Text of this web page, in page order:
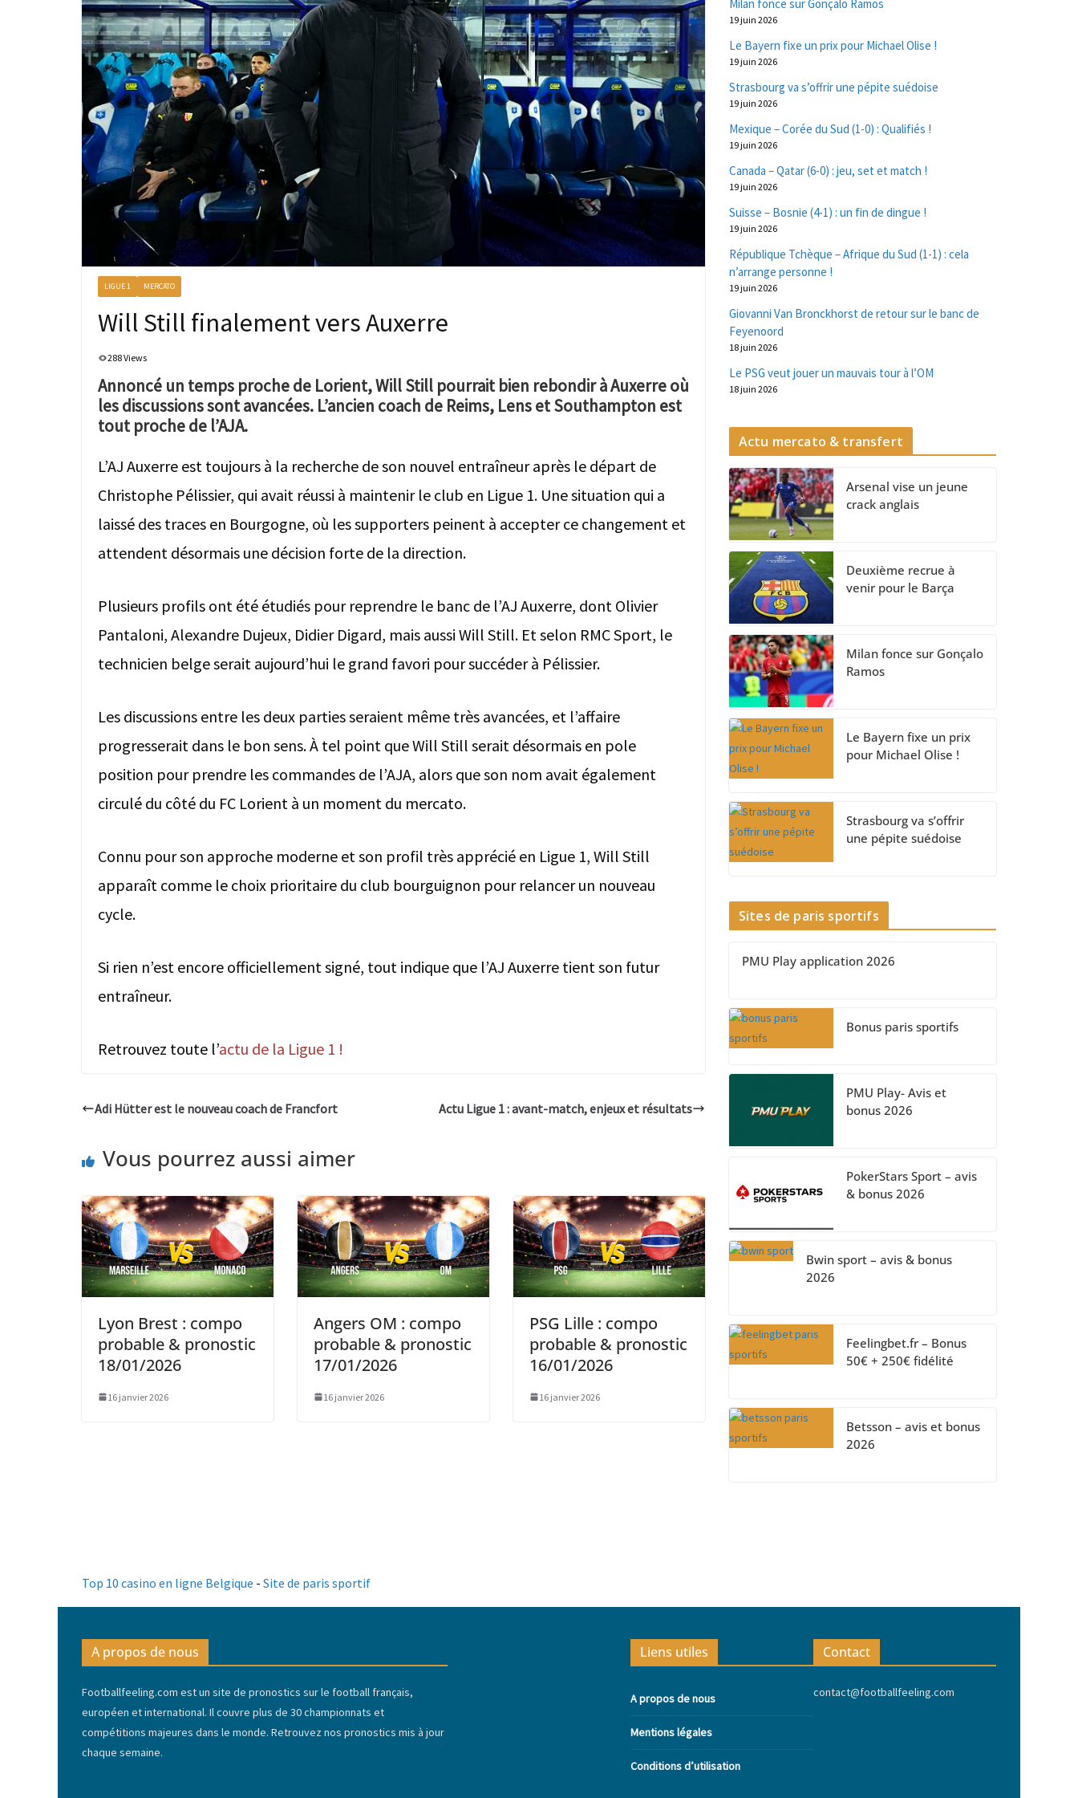
LIGUE 1 MERCATO
Will Still finalement vers Auxerre
288 Views
Annoncé un temps proche de Lorient, Will Still pourrait bien rebondir à Auxerre où
les discussions sont avancées. L’ancien coach de Reims, Lens et Southampton est
tout proche de l’AJA.
L’AJ Auxerre est toujours à la recherche de son nouvel entraîneur après le départ de
Christophe Pélissier, qui avait réussi à maintenir le club en Ligue 1. Une situation qui a
laissé des traces en Bourgogne, où les supporters peinent à accepter ce changement et
attendent désormais une décision forte de la direction.
Plusieurs profils ont été étudiés pour reprendre le banc de l’AJ Auxerre, dont Olivier
Pantaloni, Alexandre Dujeux, Didier Digard, mais aussi Will Still. Et selon RMC Sport, le
technicien belge serait aujourd’hui le grand favori pour succéder à Pélissier.
Les discussions entre les deux parties seraient même très avancées, et l’affaire
progresserait dans le bon sens. À tel point que Will Still serait désormais en pole
position pour prendre les commandes de l’AJA, alors que son nom avait également
circulé du côté du FC Lorient à un moment du mercato.
Connu pour son approche moderne et son profil très apprécié en Ligue 1, Will Still
apparaît comme le choix prioritaire du club bourguignon pour relancer un nouveau
cycle.
Si rien n’est encore officiellement signé, tout indique que l’AJ Auxerre tient son futur
entraîneur.
Retrouvez toute l’actu de la Ligue 1 !
Adi Hütter est le nouveau coach de Francfort Actu Ligue 1 : avant-match, enjeux et résultats
Vous pourrez aussi aimer
Lyon Brest : compo
probable & pronostic
18/01/2026
16 janvier 2026
Angers OM : compo
probable & pronostic
17/01/2026
16 janvier 2026
PSG Lille : compo
probable & pronostic
16/01/2026
16 janvier 2026
Milan fonce sur Gonçalo Ramos
19 juin 2026
Le Bayern fixe un prix pour Michael Olise !
19 juin 2026
Strasbourg va s’offrir une pépite suédoise
19 juin 2026
Mexique – Corée du Sud (1-0) : Qualifiés !
19 juin 2026
Canada – Qatar (6-0) : jeu, set et match !
19 juin 2026
Suisse – Bosnie (4-1) : un fin de dingue !
19 juin 2026
République Tchèque – Afrique du Sud (1-1) : cela
n’arrange personne !
19 juin 2026
Giovanni Van Bronckhorst de retour sur le banc de
Feyenoord
18 juin 2026
Le PSG veut jouer un mauvais tour à l’OM
18 juin 2026
Actu mercato & transfert
Arsenal vise un jeune
crack anglais
Deuxième recrue à
venir pour le Barça
Milan fonce sur Gonçalo
Ramos
Le Bayern fixe un prix
pour Michael Olise !
Strasbourg va s’offrir
une pépite suédoise
Sites de paris sportifs
PMU Play application 2026
Bonus paris sportifs
PMU Play- Avis et
bonus 2026
PokerStars Sport – avis
& bonus 2026
Bwin sport – avis & bonus
2026
Feelingbet.fr – Bonus
50€ + 250€ fidélité
Betsson – avis et bonus
2026
Top 10 casino en ligne Belgique - Site de paris sportif
A propos de nous
Footballfeeling.com est un site de pronostics sur le football français,
européen et international. Il couvre plus de 30 championnats et
compétitions majeures dans le monde. Retrouvez nos pronostics mis à jour
chaque semaine.
Liens utiles
A propos de nous
Mentions légales
Conditions d’utilisation
Contact
contact@footballfeeling.com